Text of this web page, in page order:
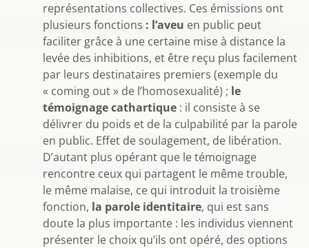
représentations collectives. Ces émissions ont
plusieurs fonctions : l’aveu en public peut
faciliter grâce à une certaine mise à distance la
levée des inhibitions, et être reçu plus facilement
par leurs destinataires premiers (exemple du
« coming out » de l’homosexualité) ; le
témoignage cathartique : il consiste à se
délivrer du poids et de la culpabilité par la parole
en public. Effet de soulagement, de libération.
D’autant plus opérant que le témoignage
rencontre ceux qui partagent le même trouble,
le même malaise, ce qui introduit la troisième
fonction, la parole identitaire, qui est sans
doute la plus importante : les individus viennent
présenter le choix qu’ils ont opéré, des options